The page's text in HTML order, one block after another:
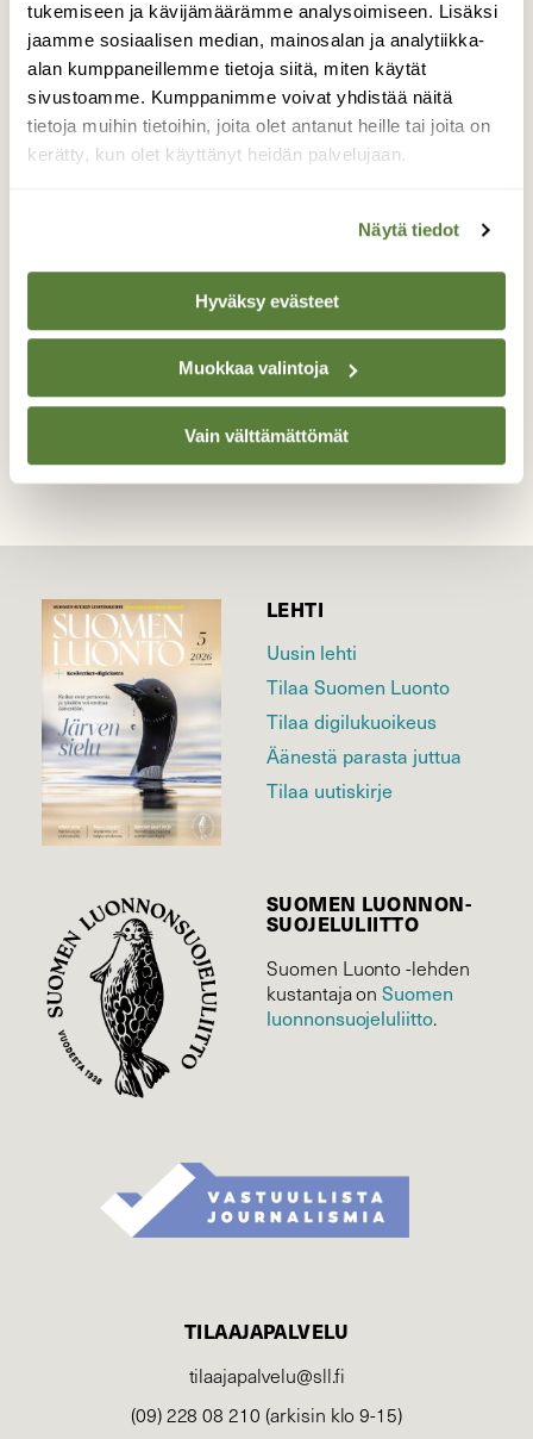
tukemiseen ja kävijämäärämme analysoimiseen. Lisäksi
jaamme sosiaalisen median, mainosalan ja analytiikka-
alan kumppaneillemme tietoja siitä, miten käytät
sivustoamme. Kumppanimme voivat yhdistää näitä
tietoja muihin tietoihin, joita olet antanut heille tai joita on
kerätty, kun olet käyttänyt heidän palvelujaan.
Näytä tiedot
Hyväksy evästeet
Muokkaa valintoja
Vain välttämättömät
Olin 26.08.2018 hakuualueella Köyliön
puolella, tässä lähellä Kauttuaa.. Kuvasin
tällaista pientä sientä.. Sää oli eilen kostea
ja vähän sadettakin saimme. Tänään
paistaa aurinko ja on melko lämmitä. Olin
menossa katsomaan, vieläkö saisin kuvia
LEHTI
Uusin lehti
Tilaa Suomen Luonto
Tilaa digilukuoikeus
Äänestä parasta juttua
Tilaa uutiskirje
SUOMEN LUONNON­
SUOJELU­LIITTO
Suomen Luonto -lehden
kustantaja onSuomen
luonnonsuojelu­liitto.
TILAAJAPALVELU
tilaajapalvelu@sll.fi
(09) 228 08 210 (arkisin klo 9-15)